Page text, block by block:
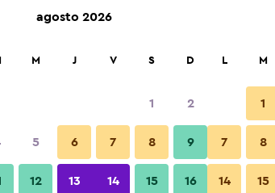
más barata de precio por noche
Total noche
agosto 2026
M J V S D
1 2
5 6 7 8 9
12 13 14 15 16
L M
1
7 8
14 15